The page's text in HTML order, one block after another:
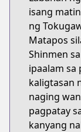
isang
ng
Matapos
Shinmen
ipaalam sa
kaligtasan
naging
pagpatay
kanyang